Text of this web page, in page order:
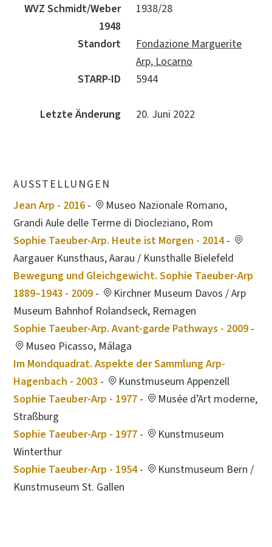
WVZ Schmidt/Weber
1948
1938/28
Standort
Fondazione Marguerite
Arp, Locarno
STARP-ID
5944
Letzte Änderung 20. Juni 2022
AUSSTELLUNGEN
Jean Arp - 2016 -
Museo Nazionale Romano,
Grandi Aule delle Terme di Diocleziano, Rom
Sophie Taeuber-Arp. Heute ist Morgen - 2014-
Aargauer Kunsthaus, Aarau / Kunsthalle Bielefeld
Bewegung und Gleichgewicht. Sophie Taeuber-Arp
1889–1943 - 2009 -
Kirchner Museum Davos / Arp
Museum Bahnhof Rolandseck, Remagen
Sophie Taeuber-Arp. Avant-garde Pathways - 2009 -
Museo Picasso, Málaga
Im Mondquadrat. Aspekte der Sammlung Arp-
Hagenbach - 2003 -
Kunstmuseum Appenzell
Sophie Taeuber-Arp - 1977 -
Musée d’Art moderne,
Straßburg
Sophie Taeuber-Arp - 1977 -
Kunstmuseum
Winterthur
Sophie Taeuber-Arp - 1954-
Kunstmuseum Bern /
Kunstmuseum St. Gallen